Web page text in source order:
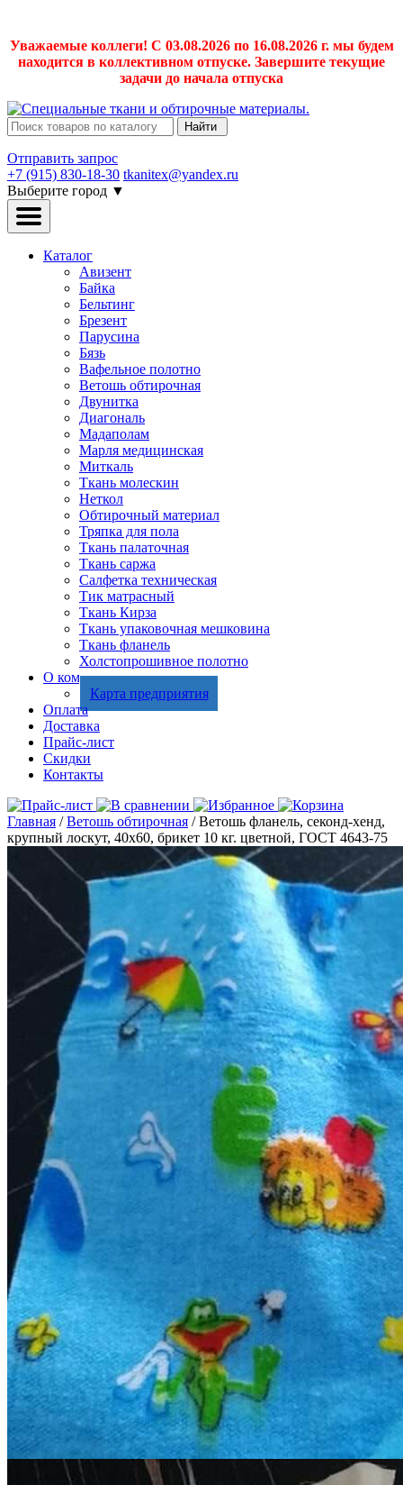
Уважаемые коллеги! С 03.08.2026 по 16.08.2026 г. мы будем
находится в коллективном отпуске. Завершите текущие
задачи до начала отпуска
Найти
Отправить запрос
+7 (915) 830-18-30 tkanitex@yandex.ru
Выберите город ▼
Каталог
Авизент
Байка
Бельтинг
Брезент
Парусина
Бязь
Вафельное полотно
Ветошь обтирочная
Двунитка
Диагональ
Мадаполам
Марля медицинская
Миткаль
Ткань молескин
Неткол
Обтирочный материал
Тряпка для пола
Ткань палаточная
Ткань саржа
Салфетка техническая
Тик матрасный
Ткань Кирза
Ткань упаковочная мешковина
Ткань фланель
Холстопрошивное полотно
О компании
Карта предприятия
Оплата
Доставка
Прайс-лист
Скидки
Контакты
Главная /Ветошь обтирочная / Ветошь фланель, секонд-хенд,
крупный лоскут, 40х60, брикет 10 кг. цветной, ГОСТ 4643-75